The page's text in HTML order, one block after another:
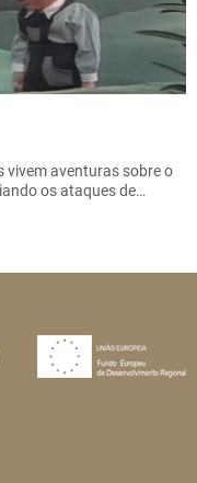
aventuras sobre o
os ataques de…